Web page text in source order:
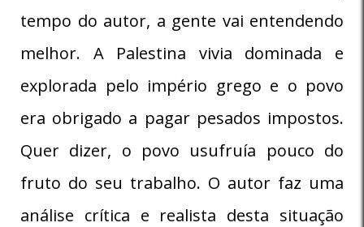
tempo do autor, a gente vai entendendo
melhor. A Palestina vivia dominada e
explorada pelo império grego e o povo
era obrigado a pagar pesados impostos.
Quer dizer, o povo usufruía pouco do
fruto do seu trabalho. O autor faz uma
análise crítica e realista desta situação